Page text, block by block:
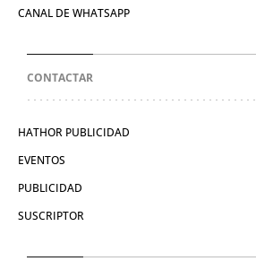
CANAL DE WHATSAPP
CONTACTAR
HATHOR PUBLICIDAD
EVENTOS
PUBLICIDAD
SUSCRIPTOR